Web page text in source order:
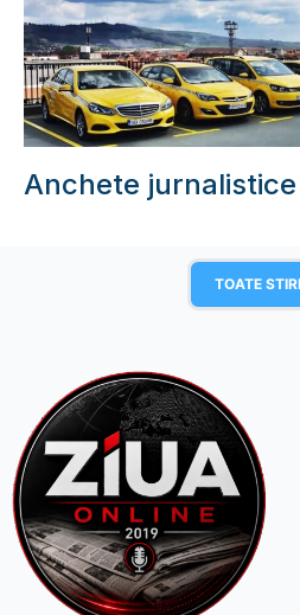
Anchete jurnalistice
TOATE